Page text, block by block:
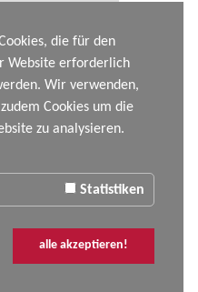
die für den
Website erforderlich
Wir verwenden,
Cookies um die
zu analysieren.
Statistiken
alle akzeptieren!